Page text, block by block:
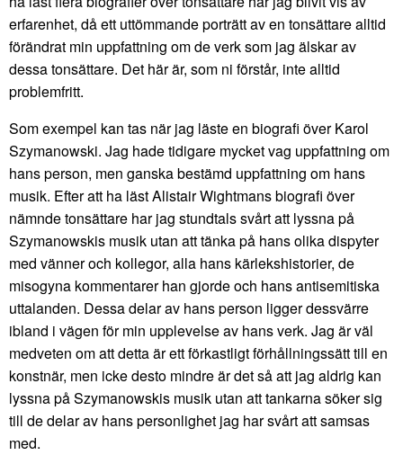
erfarenhet, då ett uttömmande porträtt av en tonsättare alltid
förändrat min uppfattning om de verk som jag älskar av
dessa tonsättare. Det här är, som ni förstår, inte alltid
problemfritt.
Som exempel kan tas när jag läste en biografi över Karol
Szymanowski. Jag hade tidigare mycket vag uppfattning om
hans person, men ganska bestämd uppfattning om hans
musik. Efter att ha läst Alistair Wightmans biografi över
nämnde tonsättare har jag stundtals svårt att lyssna på
Szymanowskis musik utan att tänka på hans olika dispyter
med vänner och kollegor, alla hans kärlekshistorier, de
misogyna kommentarer han gjorde och hans antisemitiska
uttalanden. Dessa delar av hans person ligger dessvärre
ibland i vägen för min upplevelse av hans verk. Jag är väl
medveten om att detta är ett förkastligt förhållningssätt till en
konstnär, men icke desto mindre är det så att jag aldrig kan
lyssna på Szymanowskis musik utan att tankarna söker sig
till de delar av hans personlighet jag har svårt att samsas
med.